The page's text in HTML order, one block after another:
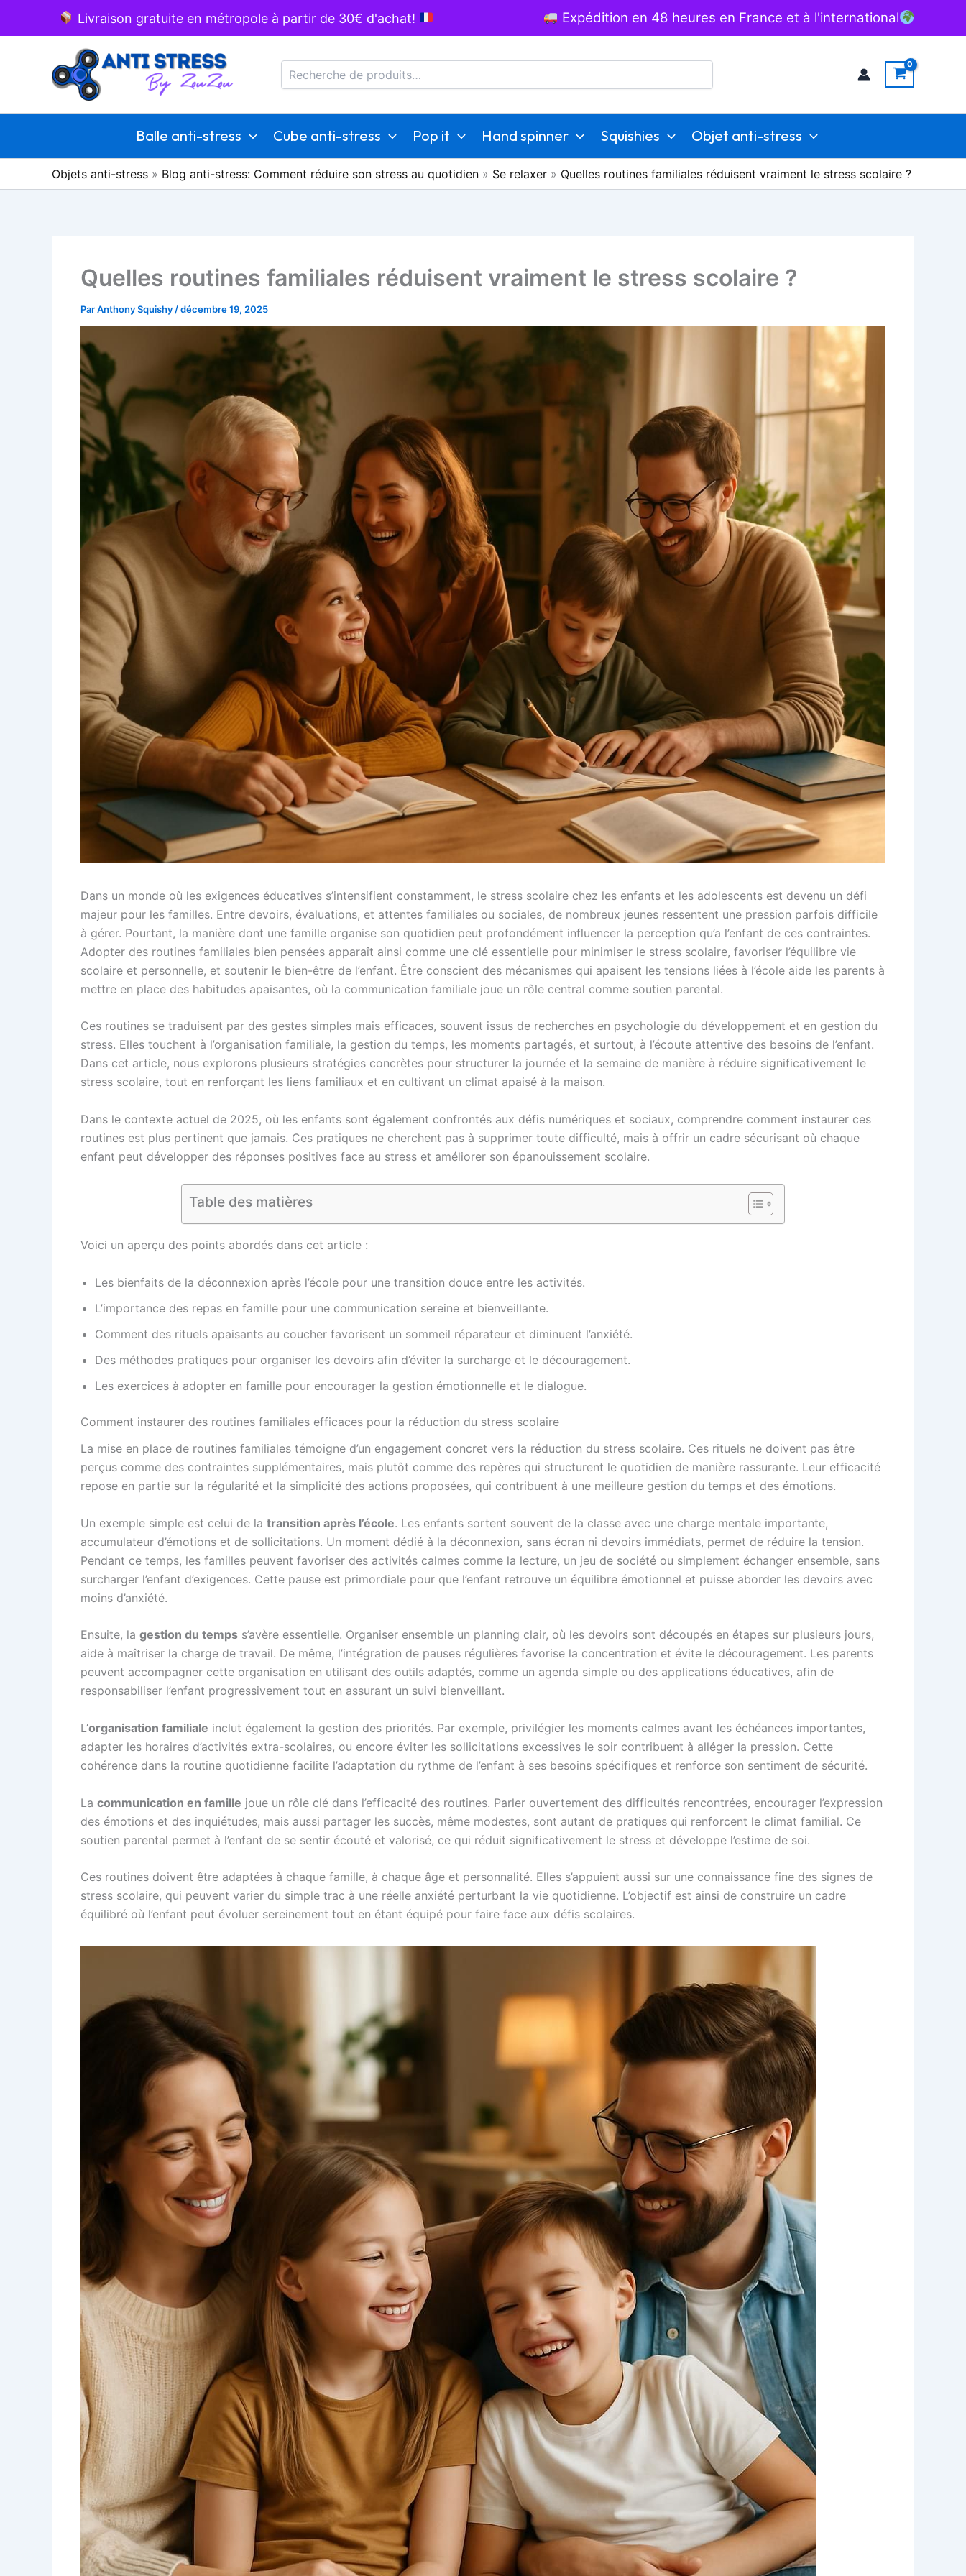
Livraison gratuite en métropole à partir de 30€ d'achat! Expédition en 48 heures en France et à l'international
Balle anti-stress Cube anti-stress Pop it Hand spinner Squishies Objet anti-stress
Objets anti-stress » Blog anti-stress: Comment réduire son stress au quotidien » Se relaxer » Quelles routines familiales réduisent vraiment le stress scolaire ?
Quelles routines familiales réduisent vraiment le stress scolaire ?
ParAnthony Squishy /décembre 19, 2025
Dans un monde où les exigences éducatives s’intensifient constamment, le stress scolaire chez les enfants et les adolescents est devenu un défi
majeur pour les familles. Entre devoirs, évaluations, et attentes familiales ou sociales, de nombreux jeunes ressentent une pression parfois difficile
à gérer. Pourtant, la manière dont une famille organise son quotidien peut profondément influencer la perception qu’a l’enfant de ces contraintes.
Adopter des routines familiales bien pensées apparaît ainsi comme une clé essentielle pour minimiser le stress scolaire, favoriser l’équilibre vie
scolaire et personnelle, et soutenir le bien-être de l’enfant. Être conscient des mécanismes qui apaisent les tensions liées à l’école aide les parents à
mettre en place des habitudes apaisantes, où la communication familiale joue un rôle central comme soutien parental.
Ces routines se traduisent par des gestes simples mais efficaces, souvent issus de recherches en psychologie du développement et en gestion du
stress. Elles touchent à l’organisation familiale, la gestion du temps, les moments partagés, et surtout, à l’écoute attentive des besoins de l’enfant.
Dans cet article, nous explorons plusieurs stratégies concrètes pour structurer la journée et la semaine de manière à réduire significativement le
stress scolaire, tout en renforçant les liens familiaux et en cultivant un climat apaisé à la maison.
Dans le contexte actuel de 2025, où les enfants sont également confrontés aux défis numériques et sociaux, comprendre comment instaurer ces
routines est plus pertinent que jamais. Ces pratiques ne cherchent pas à supprimer toute difficulté, mais à offrir un cadre sécurisant où chaque
enfant peut développer des réponses positives face au stress et améliorer son épanouissement scolaire.
Table des matières
Voici un aperçu des points abordés dans cet article :
Les bienfaits de la déconnexion après l’école pour une transition douce entre les activités.
L’importance des repas en famille pour une communication sereine et bienveillante.
Comment des rituels apaisants au coucher favorisent un sommeil réparateur et diminuent l’anxiété.
Des méthodes pratiques pour organiser les devoirs afin d’éviter la surcharge et le découragement.
Les exercices à adopter en famille pour encourager la gestion émotionnelle et le dialogue.
Comment instaurer des routines familiales efficaces pour la réduction du stress scolaire
La mise en place de routines familiales témoigne d’un engagement concret vers la réduction du stress scolaire. Ces rituels ne doivent pas être
perçus comme des contraintes supplémentaires, mais plutôt comme des repères qui structurent le quotidien de manière rassurante. Leur efficacité
repose en partie sur la régularité et la simplicité des actions proposées, qui contribuent à une meilleure gestion du temps et des émotions.
Un exemple simple est celui de la transition après l’école. Les enfants sortent souvent de la classe avec une charge mentale importante,
accumulateur d’émotions et de sollicitations. Un moment dédié à la déconnexion, sans écran ni devoirs immédiats, permet de réduire la tension.
Pendant ce temps, les familles peuvent favoriser des activités calmes comme la lecture, un jeu de société ou simplement échanger ensemble, sans
surcharger l’enfant d’exigences. Cette pause est primordiale pour que l’enfant retrouve un équilibre émotionnel et puisse aborder les devoirs avec
moins d’anxiété.
Ensuite, la gestion du temps s’avère essentielle. Organiser ensemble un planning clair, où les devoirs sont découpés en étapes sur plusieurs jours,
aide à maîtriser la charge de travail. De même, l’intégration de pauses régulières favorise la concentration et évite le découragement. Les parents
peuvent accompagner cette organisation en utilisant des outils adaptés, comme un agenda simple ou des applications éducatives, afin de
responsabiliser l’enfant progressivement tout en assurant un suivi bienveillant.
L’organisation familiale inclut également la gestion des priorités. Par exemple, privilégier les moments calmes avant les échéances importantes,
adapter les horaires d’activités extra-scolaires, ou encore éviter les sollicitations excessives le soir contribuent à alléger la pression. Cette
cohérence dans la routine quotidienne facilite l’adaptation du rythme de l’enfant à ses besoins spécifiques et renforce son sentiment de sécurité.
La communication en famille joue un rôle clé dans l’efficacité des routines. Parler ouvertement des difficultés rencontrées, encourager l’expression
des émotions et des inquiétudes, mais aussi partager les succès, même modestes, sont autant de pratiques qui renforcent le climat familial. Ce
soutien parental permet à l’enfant de se sentir écouté et valorisé, ce qui réduit significativement le stress et développe l’estime de soi.
Ces routines doivent être adaptées à chaque famille, à chaque âge et personnalité. Elles s’appuient aussi sur une connaissance fine des signes de
stress scolaire, qui peuvent varier du simple trac à une réelle anxiété perturbant la vie quotidienne. L’objectif est ainsi de construire un cadre
équilibré où l’enfant peut évoluer sereinement tout en étant équipé pour faire face aux défis scolaires.